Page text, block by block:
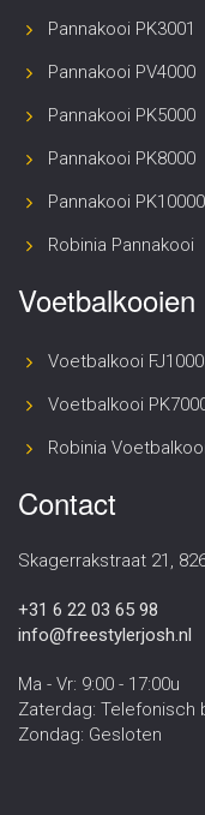
Pannakooi PK3001
Pannakooi PV4000
Pannakooi PK5000
Pannakooi PK8000
Pannakooi PK10000
Robinia Pannakooi
Voetbalkooien
Voetbalkooi FJ1000
Voetbalkooi
Robinia Voetbalkooi
Contact
Skagerrakstraat 21,
+31 6 22 03 65 98
info@freestylerjosh.nl
Ma - Vr: 9:00 - 17:00u
Zaterdag: Telefonisch
Zondag: Gesloten